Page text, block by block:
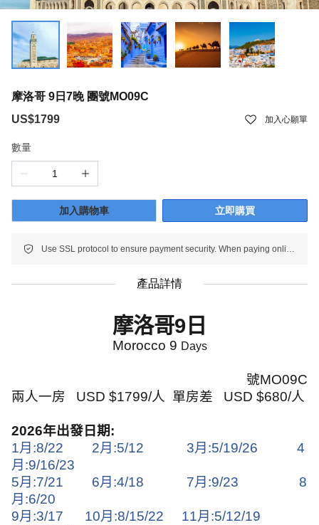
摩洛哥 9日7晚 團號MO09C
US$1799
加入心願單
數量
加入購物車 立即購買
Use SSL protocol to ensure payment security. When paying online, your payment information is protected.
產品詳情
摩洛哥9 日
Morocco 9 Days
號MO09C
兩人一房
USD $1799/人 單房差 USD $680/人
2026年出發日期:
1月 :8/22 2月 :5/12 3月 :5/19/26
4
月 :9/16/23
5月 :7/21 6月 :4/18 7月 :9/23
8
月 :6/20
9月 :3/17 10月 :8/15/22 11月 :5/12/19